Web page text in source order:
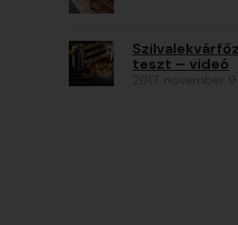
teszt – videó